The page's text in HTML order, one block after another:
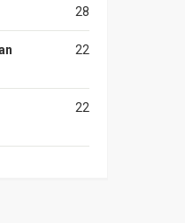
28
22
22